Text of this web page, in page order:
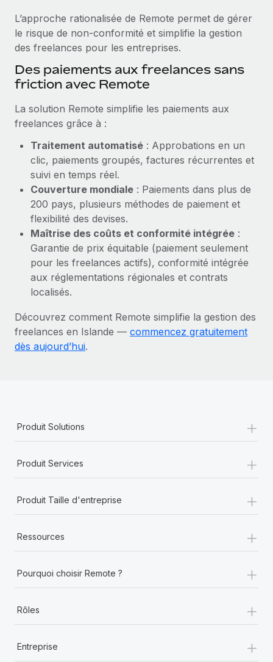
Comment Phiture gère ses 55 employés
répartis dans 19 pays grâce à Remote
Phiture, un leader notable du conseil en matière de
En savoir plus
L’approche rationalisée de Remote permet de gérer
le risque de non-conformité et simplifie la gestion
des freelances pour les entreprises.
Des paiements aux freelances sans
friction avec Remote
La solution Remote simplifie les paiements aux
freelances grâce à :
Traitement automatisé : Approbations en un
clic, paiements groupés, factures récurrentes et
suivi en temps réel.
Couverture mondiale : Paiements dans plus de
200 pays, plusieurs méthodes de paiement et
flexibilité des devises.
Maîtrise des coûts et conformité intégrée :
Garantie de prix équitable (paiement seulement
pour les freelances actifs), conformité intégrée
aux réglementations régionales et contrats
localisés.
Découvrez comment Remote simplifie la gestion des
freelances en Islande — commencez gratuitement
dès aujourd’hui.
Produit Solutions +
Produit Services +
Produit Taille d'entreprise +
Ressources +
Pourquoi choisir Remote ? +
Rôles +
Entreprise +